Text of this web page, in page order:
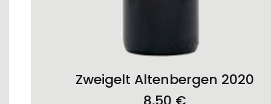
ADD TO CART
Zweigelt Altenbergen 2020